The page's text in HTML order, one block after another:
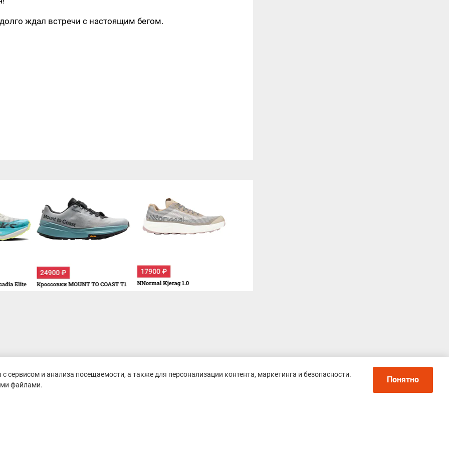
ждал встречи с настоящим бегом.
и анализа посещаемости, а также для персонализации контента, маркетинга и безопасности.
файлами.
Понятно